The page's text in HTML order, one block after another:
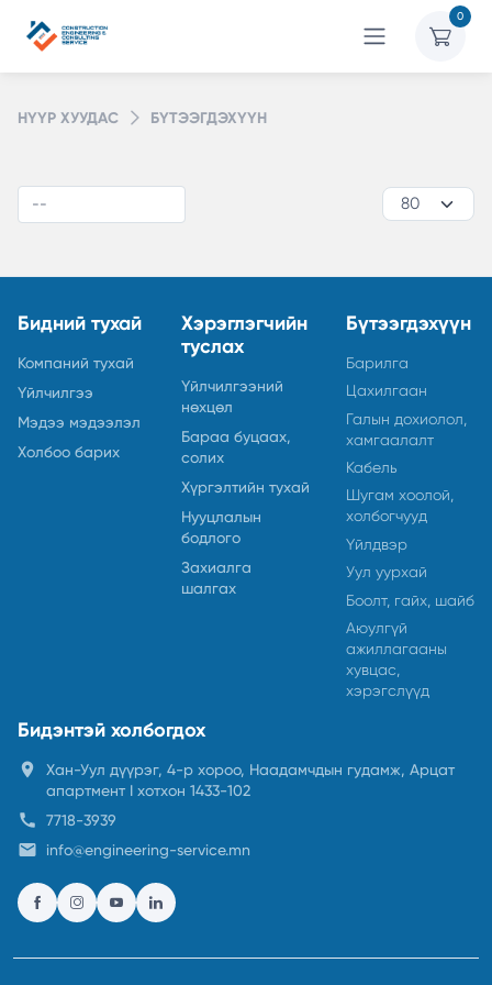
0
НҮҮР ХУУДАС БҮТЭЭГДЭХҮҮН
Бидний тухай
Компаний тухай
Үйлчилгээ
Мэдээ мэдээлэл
Холбоо барих
Хэрэглэгчийн
туслах
Үйлчилгээний
нөхцөл
Бараа буцаах,
солих
Хүргэлтийн тухай
Нууцлалын
бодлого
Захиалга
шалгах
Бүтээгдэхүүн
Барилга
Цахилгаан
Галын дохиолол,
хамгаалалт
Кабель
Шугам хоолой,
холбогчууд
Үйлдвэр
Уул уурхай
Боолт, гайх, шайб
Аюулгүй
ажиллагааны
хувцас,
хэрэгслүүд
Бидэнтэй холбогдох
location_on
Хан-Уул дүүрэг, 4-р хороо, Наадамчдын гудамж, Арцат
апартмент I хотхон 1433-102
call 7718-3939
email info@engineering-service.mn